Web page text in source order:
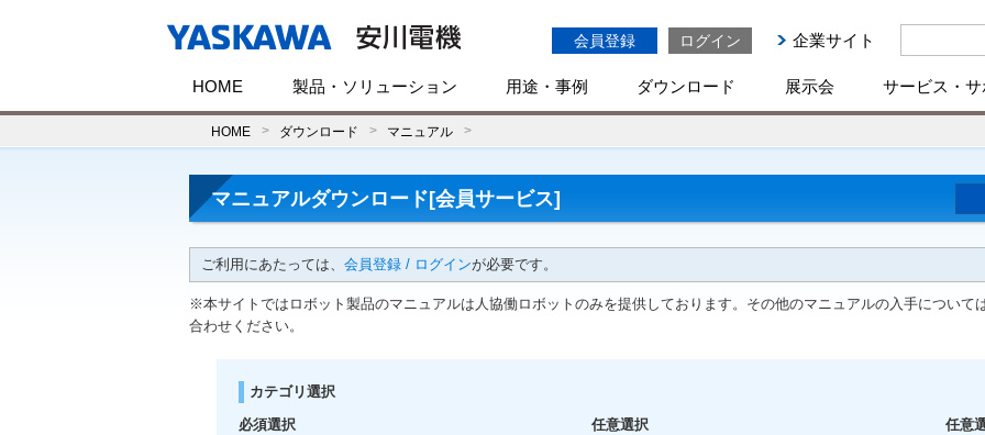
会員登録 ログイン 企業サイト
HOME 製品・ソリューション 用途・事例 ダウンロード 展示会 サービス・サ
HOME ダウンロード マニュアル
マニュアルダウンロード[会員サービス]
ご利用にあたっては、 会員登録 / ログインが必要です。
※本サイトではロボット製品のマニュアルは人協働ロボットのみを提供しております。その他のマニュアルの入手について
合わせください。
カテゴリ選択
必須選択
任意選択 任意